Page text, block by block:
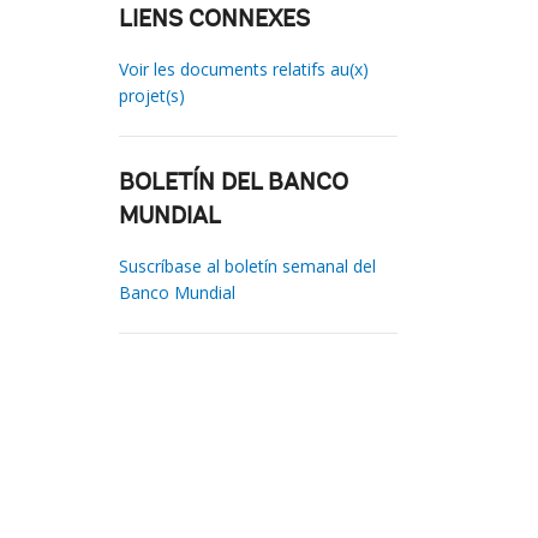
LIENS CONNEXES
Voir les documents relatifs au(x)
projet(s)
BOLETÍN DEL BANCO
MUNDIAL
Suscríbase al boletín semanal del
Banco Mundial